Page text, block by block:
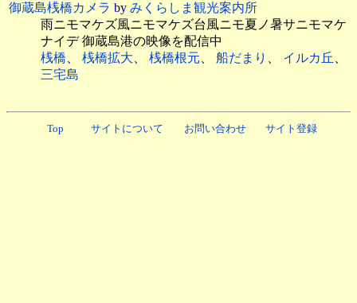
御蔵島桟橋カメラ by みくらしま観光案内所
雨ニモマケズ風ニモマケズ台風ニモ夏ノ暑サニモマケ
ナイデ 御蔵島港の映像を配信中
桟橋、 桟橋拡大、 桟橋根元、 船だまり 、 イルカ丘 、
三宅島
Top サイトについて お問い合わせ サイト登録